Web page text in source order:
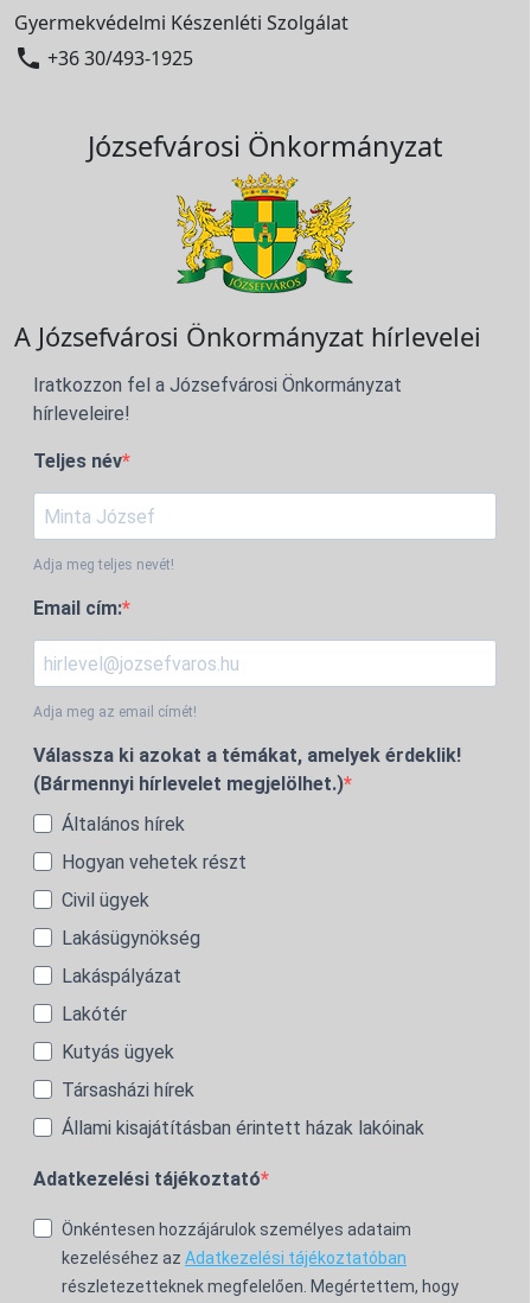
Gyermekvédelmi Készenléti Szolgálat
 +36 30/493-1925
Józsefvárosi Önkormányzat
A Józsefvárosi Önkormányzat hírlevelei
Iratkozzon fel a Józsefvárosi Önkormányzat
hírleveleire!
Teljes név
Adja meg teljes nevét!
Email cím:
Adja meg az email címét!
Válassza ki azokat a témákat, amelyek érdeklik!
(Bármennyi hírlevelet megjelölhet.)
Általános hírek
Hogyan vehetek részt
Civil ügyek
Lakásügynökség
Lakáspályázat
Lakótér
Kutyás ügyek
Társasházi hírek
Állami kisajátításban érintett házak lakóinak
Adatkezelési tájékoztató
Önkéntesen hozzájárulok személyes adataim
kezeléséhez az Adatkezelési tájékoztatóban
részletezetteknek megfelelően. Megértettem, hogy